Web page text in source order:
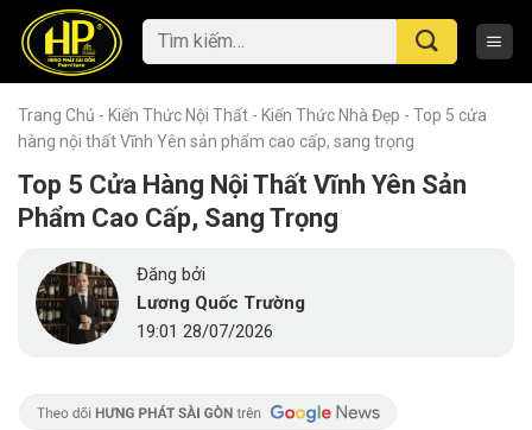
content
Tìm
kiếm:
Trang Chủ - Kiến Thức Nội Thất - Kiến Thức Nhà Đẹp - Top 5 cửa
hàng nội thất Vĩnh Yên sản phẩm cao cấp, sang trọng
Top 5 Cửa Hàng Nội Thất Vĩnh Yên Sản
Phẩm Cao Cấp, Sang Trọng
Đăng bởi
Lương Quốc Trường
19:01 28/07/2026